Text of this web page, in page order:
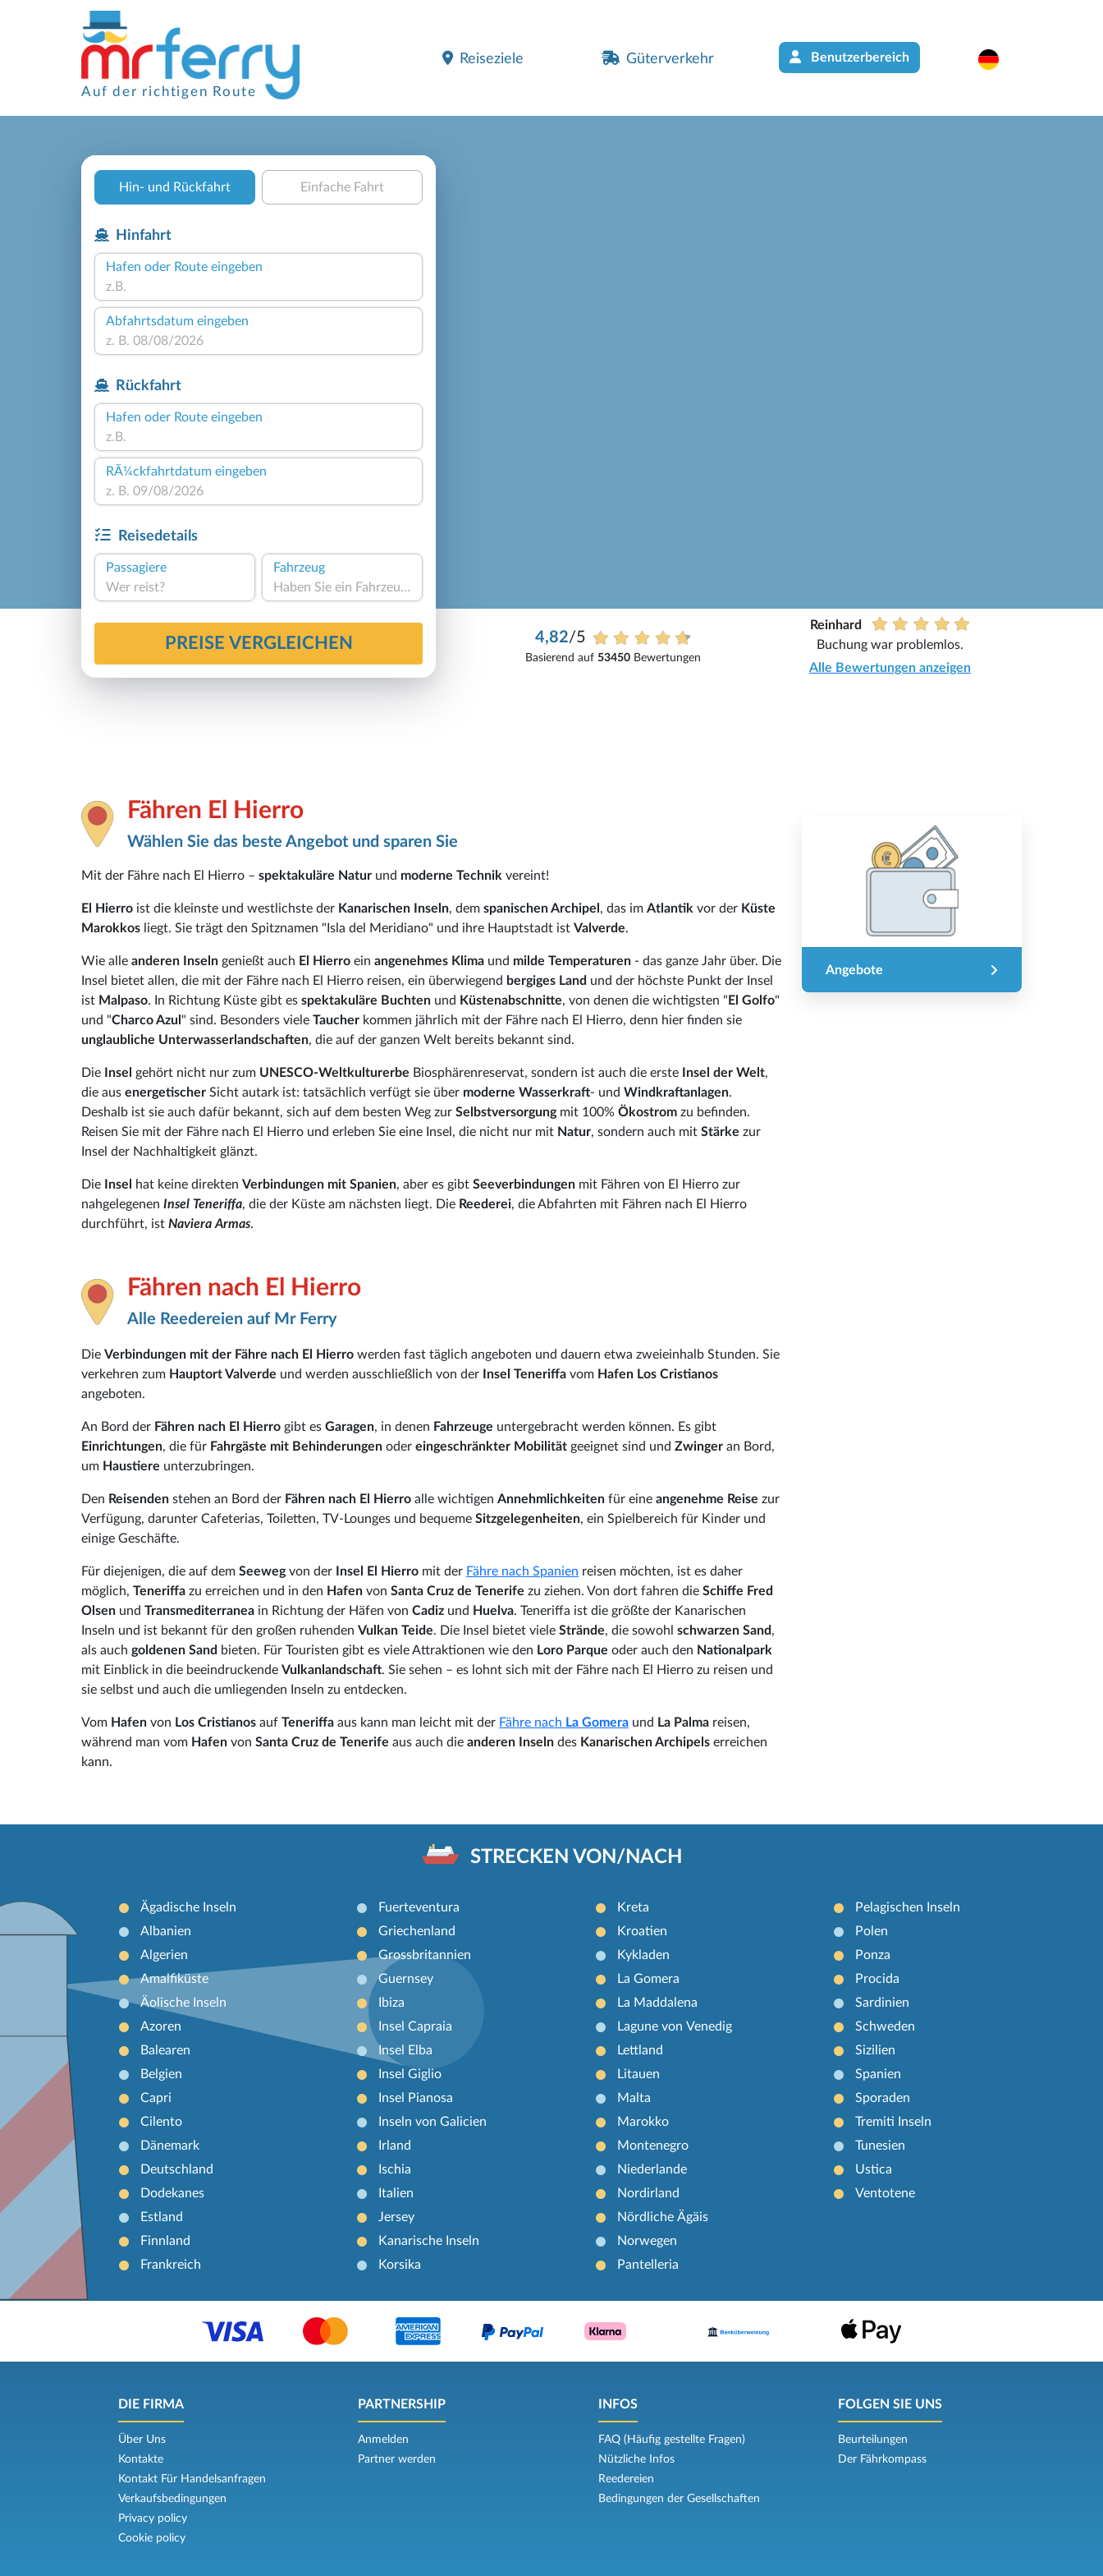
Auf der richtigen Route
Reiseziele Güterverkehr Benutzerbereich
Hin- und Rückfahrt Einfache Fahrt
Hinfahrt
Hafen oder Route eingeben
Abfahrtsdatum eingeben
Rückfahrt
Hafen oder Route eingeben
RÃ¼ckfahrtdatum eingeben
Reisedetails
Passagiere
Wer reist?
Fahrzeug
Haben Sie ein Fahrzeug?
PREISE VERGLEICHEN 4,82/5
Basierend auf53450 Bewertungen
Reinhard
Buchung war problemlos.
Alle Bewertungen anzeigen
Fähren El Hierro
Wählen Sie das beste Angebot und sparen Sie
Mit der Fähre nach El Hierro – spektakuläre Natur und moderne Technik vereint!
El Hierro ist die kleinste und westlichste der Kanarischen Inseln, dem spanischen Archipel , das im Atlantik vor der Küste
Marokkos liegt. Sie trägt den Spitznamen "Isla del Meridiano" und ihre Hauptstadt ist Valverde.
Wie alle anderen Inseln genießt auch El Hierro ein angenehmes Klima und milde Temperaturen - das ganze Jahr über. Die
Insel bietet allen, die mit der Fähre nach El Hierro reisen, ein überwiegend bergiges Land und der höchste Punkt der Insel
ist Malpaso. In Richtung Küste gibt es spektakuläre Buchten und Küstenabschnitte, von denen die wichtigsten " El Golfo"
und "Charco Azul " sind. Besonders viele Taucher kommen jährlich mit der Fähre nach El Hierro, denn hier finden sie
unglaubliche Unterwasserlandschaften, die auf der ganzen Welt bereits bekannt sind.
Die Insel gehört nicht nur zum UNESCO-Weltkulturerbe Biosphärenreservat, sondern ist auch die erste Insel der Welt,
die aus energetischer Sicht autark ist: tatsächlich verfügt sie über moderne Wasserkraft- und Windkraftanlagen.
Deshalb ist sie auch dafür bekannt, sich auf dem besten Weg zur Selbstversorgungmit 100% Ökostrom zu befinden.
Reisen Sie mit der Fähre nach El Hierro und erleben Sie eine Insel, die nicht nur mit Natur, sondern auch mit Stärke zur
Insel der Nachhaltigkeit glänzt.
Die Insel hat keine direkten Verbindungen mit Spanien, aber es gibt Seeverbindungen mit Fähren von El Hierro zur
nahgelegenen Insel Teneriffa, die der Küste am nächsten liegt. Die Reederei, die Abfahrten mit Fähren nach El Hierro
durchführt, ist Naviera Armas.
Fähren nach El Hierro
Alle Reedereien auf Mr Ferry
Die Verbindungen mit der Fähre nach El Hierro werden fast täglich angeboten und dauern etwa zweieinhalb Stunden. Sie
verkehren zum Hauptort Valverde und werden ausschließlich von der Insel Teneriffa vom Hafen Los Cristianos
angeboten.
An Bord der Fähren nach El Hierro gibt es Garagen, in denen Fahrzeuge untergebracht werden können. Es gibt
Einrichtungen, die für Fahrgäste mit Behinderungen oder eingeschränkter Mobilität geeignet sind und Zwinger an Bord,
um Haustiere unterzubringen.
Den Reisenden stehen an Bord der Fähren nach El Hierro alle wichtigen Annehmlichkeiten für eine angenehme Reise zur
Verfügung, darunter Cafeterias, Toiletten, TV-Lounges und bequeme Sitzgelegenheiten, ein Spielbereich für Kinder und
einige Geschäfte.
Für diejenigen, die auf dem Seewegvon der Insel El Hierro mit der Fähre nach Spanien reisen möchten, ist es daher
möglich, Teneriffa zu erreichen und in den Hafen von Santa Cruz de Tenerife zu ziehen. Von dort fahren die Schiffe Fred
Olsen und Transmediterranea in Richtung der Häfen von Cadiz und Huelva. Teneriffa ist die größte der Kanarischen
Inseln und ist bekannt für den großen ruhenden Vulkan Teide. Die Insel bietet viele Strände, die sowohl schwarzen Sand,
als auch goldenen Sand bieten. Für Touristen gibt es viele Attraktionen wie den Loro Parque oder auch den Nationalpark
mit Einblick in die beeindruckende Vulkanlandschaft. Sie sehen – es lohnt sich mit der Fähre nach El Hierro zu reisen und
sie selbst und auch die umliegenden Inseln zu entdecken.
Vom Hafen von Los Cristianos auf Teneriffa aus kann man leicht mit der Fähre nach La Gomera und La Palma reisen,
während man vom Hafen von Santa Cruz de Tenerife aus auch die anderen Inseln des Kanarischen Archipels erreichen
kann.
Angebote
STRECKEN VON/NACH
Ägadische Inseln
Albanien
Algerien
Amalfiküste
Äolische Inseln
Azoren
Balearen
Belgien
Capri
Cilento
Dänemark
Deutschland
Dodekanes
Estland
Finnland
Frankreich
Fuerteventura
Griechenland
Grossbritannien
Guernsey
Ibiza
Insel Capraia
Insel Elba
Insel Giglio
Insel Pianosa
Inseln von Galicien
Irland
Ischia
Italien
Jersey
Kanarische Inseln
Korsika
Kreta
Kroatien
Kykladen
La Gomera
La Maddalena
Lagune von Venedig
Lettland
Litauen
Malta
Marokko
Montenegro
Niederlande
Nordirland
Nördliche Ägäis
Norwegen
Pantelleria
Pelagischen Inseln
Polen
Ponza
Procida
Sardinien
Schweden
Sizilien
Spanien
Sporaden
Tremiti Inseln
Tunesien
Ustica
Ventotene
DIE FIRMA
Über Uns
Kontakte
Kontakt Für Handelsanfragen
Verkaufsbedingungen
Privacy policy
Cookie policy
PARTNERSHIP
Anmelden
Partner werden
INFOS
FAQ (Häufig gestellte Fragen)
Nützliche Infos
Reedereien
Bedingungen der Gesellschaften
FOLGEN SIE UNS
Beurteilungen
Der Fährkompass